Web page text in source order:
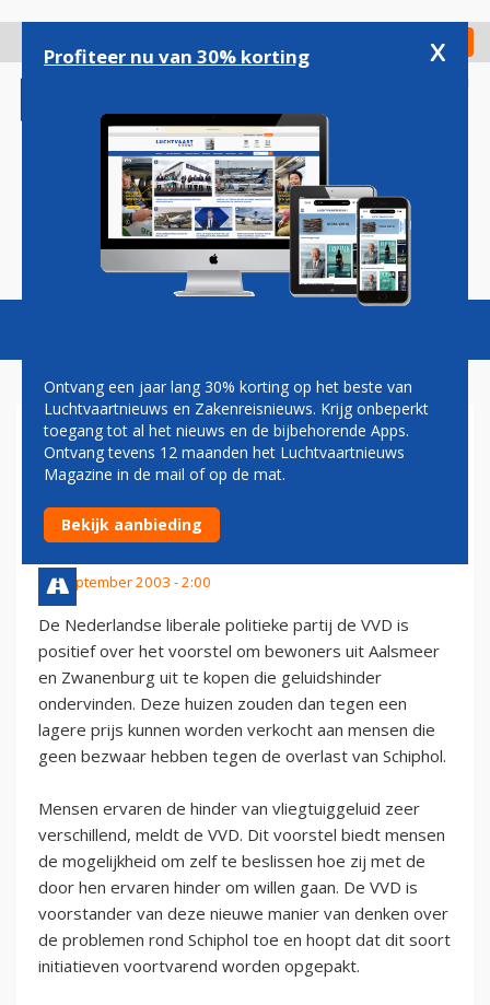
gaan
Check in
Magazine Podcasts Vacatures
VVD POSITIEF OVER
UITKOPEN BEWONERS ROND
SCHIPHOL
12 september 2003 - 2:00
De Nederlandse liberale politieke partij de VVD is
positief over het voorstel om bewoners uit Aalsmeer
en Zwanenburg uit te kopen die geluidshinder
ondervinden. Deze huizen zouden dan tegen een
lagere prijs kunnen worden verkocht aan mensen die
geen bezwaar hebben tegen de overlast van Schiphol.
Mensen ervaren de hinder van vliegtuiggeluid zeer
verschillend, meldt de VVD. Dit voorstel biedt mensen
de mogelijkheid om zelf te beslissen hoe zij met de
door hen ervaren hinder om willen gaan. De VVD is
voorstander van deze nieuwe manier van denken over
de problemen rond Schiphol toe en hoopt dat dit soort
initiatieven voortvarend worden opgepakt.
Profiteer nu van 30% korting x
Ontvang een jaar lang 30% korting op het beste van
Luchtvaartnieuws en Zakenreisnieuws. Krijg onbeperkt
toegang tot al het nieuws en de bijbehorende Apps.
Ontvang tevens 12 maanden het Luchtvaartnieuws
Magazine in de mail of op de mat.
Bekijk aanbieding